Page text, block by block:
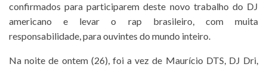
confirmados para participarem deste novo trabalho do DJ
americano e levar o rap brasileiro, com muita
responsabilidade, para ouvintes do mundo inteiro.
Na noite de ontem (26), foi a vez de Maurício DTS, DJ Dri,